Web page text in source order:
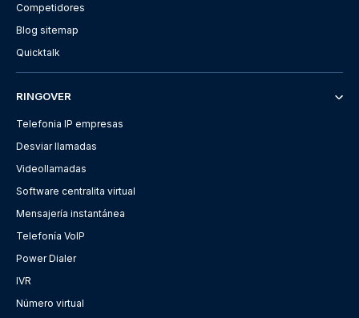
Competidores
Blog sitemap
Quicktalk
RINGOVER
Telefonia IP empresas
Desviar llamadas
Videollamadas
Software centralita virtual
Mensajería instantánea
Telefonía VoIP
Power Dialer
IVR
Número virtual